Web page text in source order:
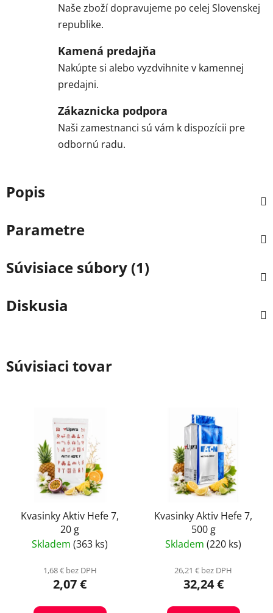
Naše zboží dopravujeme po celej Slovenskej
republike.
Kamená predajňa
Nakúpte si alebo vyzdvihnite v kamennej
predajni.
Zákaznicka podpora
Naši zamestnanci sú vám k dispozícii pre
odbornú radu.
Popis
Parametre
Súvisiace súbory (1)
Diskusia
Súvisiaci tovar
Kvasinky Aktiv Hefe 7,
20 g
Skladem (363 ks)
1,68 € bez DPH
2,07 €
Kvasinky Aktiv Hefe 7,
500 g
Skladem (220 ks)
26,21 € bez DPH
32,24 €